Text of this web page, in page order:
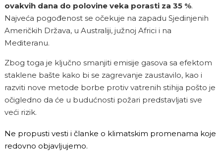
ovakvih dana do polovine veka porasti za 35 %.
Najveća pogođenost se očekuje na zapadu Sjedinjenih
Američkih Država, u Australiji, južnoj Africi i na
Mediteranu.
Zbog toga je ključno smanjiti emisije gasova sa efektom
staklene bašte kako bi se zagrevanje zaustavilo, kao i
razviti nove metode borbe protiv vatrenih stihija pošto je
očigledno da će u budućnosti požari predstavljati sve
veći rizik.
Ne propusti vesti i članke o klimatskim promenama koje
redovno objavljujemo.